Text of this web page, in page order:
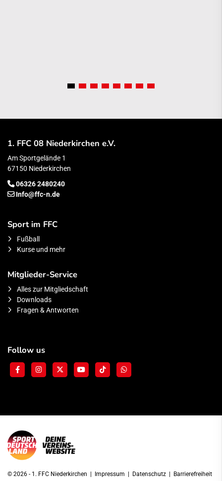
1. FFC 08 Niederkirchen e.V.
Am Sportgelände 1
67150 Niederkirchen
06326 2480240
Info@ffc-n.de
Sport im FFC
Fußball
Kurse und mehr
Mitglieder-Service
Alles zur Mitgliedschaft
Downloads
Fragen & Antworten
Follow us
© 2026 - 1. FFC Niederkirchen | Impressum | Datenschutz | Barrierefreiheit